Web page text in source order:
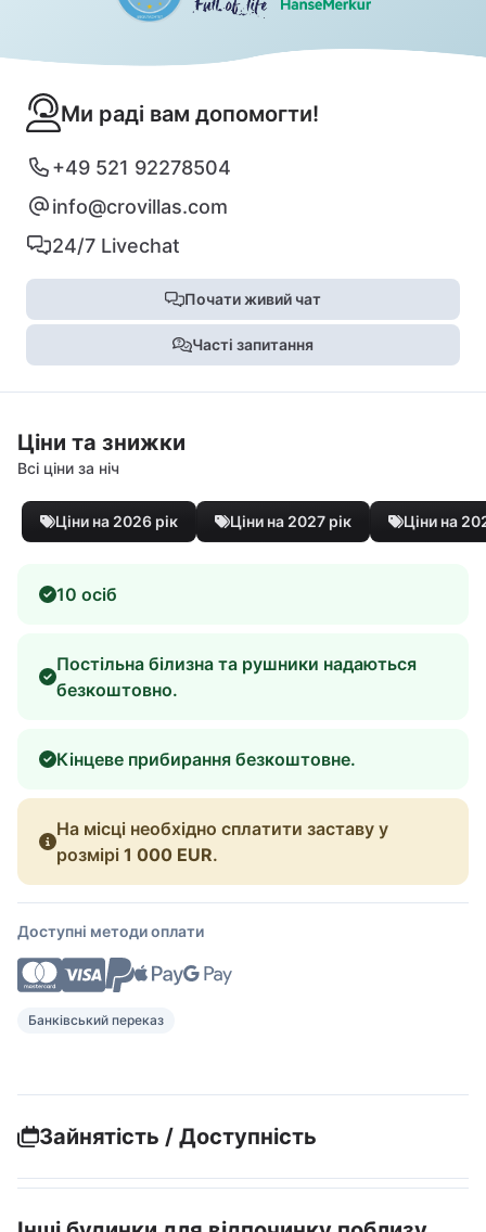
Ми раді вам допомогти!
+49 521 92278504
info@crovillas.com
24/7 Livechat
Почати живий чат
Часті запитання
Ціни та знижки
Всі ціни за ніч
Ціни на 2026 рік Ціни на 2027 рік Ціни на
10 осіб
Постільна білизна та рушники надаються
безкоштовно.
Кінцеве прибирання безкоштовне.
На місці необхідно сплатити заставу у
розмірі 1 000 EUR.
Доступні методи оплати
Банківський переказ
Зайнятість / Доступність